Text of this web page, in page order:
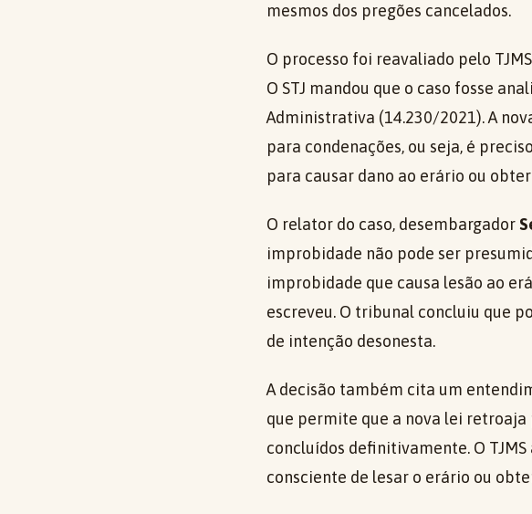
mesmos dos pregões cancelados.
O processo foi reavaliado pelo
O STJ mandou que o caso fosse
Administrativa (14.230/2021). A
para condenações, ou seja, é
para causar dano ao erário ou
O relator do caso, desembargador
improbidade não pode ser
improbidade que causa lesão ao
escreveu. O tribunal concluiu que
de intenção desonesta.
A decisão também cita um
que permite que a nova lei
concluídos definitivamente. O
consciente de lesar o erário ou